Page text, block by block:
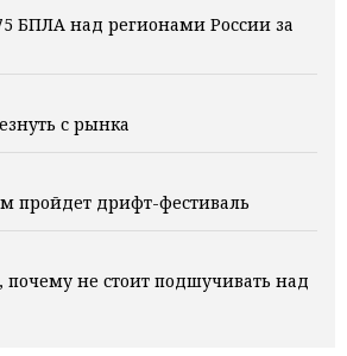
БПЛА над регионами России за
с рынка
пройдет дрифт-фестиваль
почему не стоит подшучивать над